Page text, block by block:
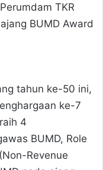
TKR
BUMD Award
tahun ke-50 ini,
ke-7
4
BUMD, Role
Revenue